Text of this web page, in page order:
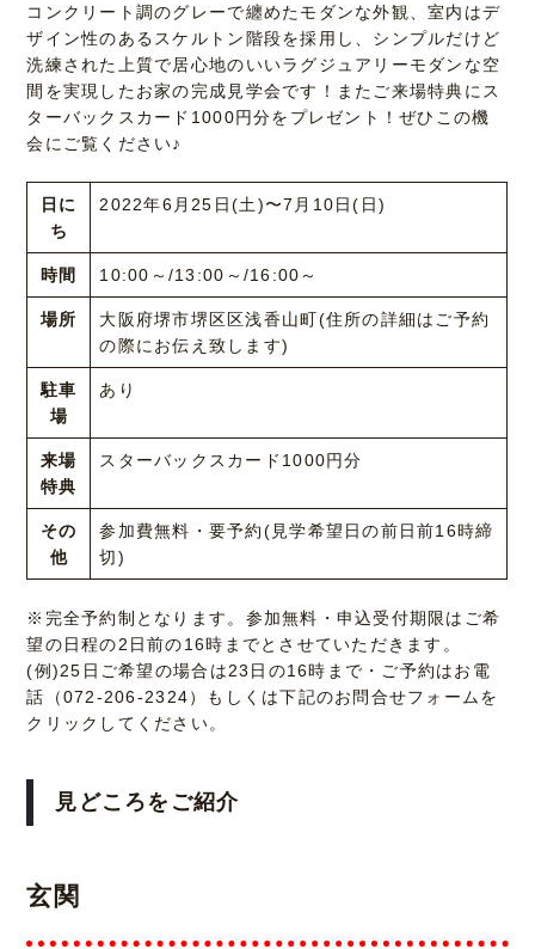
コンクリート調のグレーで纏めたモダンな外観、室内はデ
ザイン性のあるスケルトン階段を採用し、シンプルだけど
洗練された上質で居心地のいいラグジュアリーモダンな空
間を実現したお家の完成見学会です！またご来場特典にス
ターバックスカード1000円分をプレゼント！ぜひこの機
会にご覧ください♪
日に
ち
2022年6月25日(土)〜7月10日(日)
時間 10:00～/13:00～/16:00～
場所
大阪府堺市堺区区浅香山町(住所の詳細はご予約
の際にお伝え致します)
駐車
場
あり
来場
特典
スターバックスカード1000円分
その
他
参加費無料・要予約(見学希望日の前日前16時締
切)
※完全予約制となります。参加無料・申込受付期限はご希
望の日程の2日前の16時までとさせていただきます。
(例)25日ご希望の場合は23日の16時まで・ご予約はお電
話（072-206-2324）もしくは下記のお問合せフォームを
クリックしてください。
見どころをご紹介
玄関